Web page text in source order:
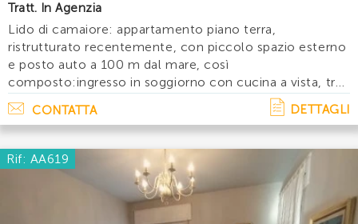
Tratt. In Agenzia
Lido di camaiore: appartamento piano terra,
ristrutturato recentemente, con piccolo spazio esterno
e posto auto a 100 m dal mare, così
composto:ingresso in soggiorno con cucina a vista, tre
camere matrimoniali, due bagni con doccia. Accessori:
lavatrice, lavastoviglie, aria condizionata, posto au. . .
CONTATTA DETTAGLI
Rif: AA619